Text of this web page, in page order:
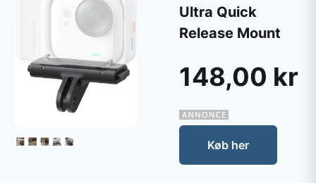
Ultra Quick
Release Mount
148,00 kr
Køb her